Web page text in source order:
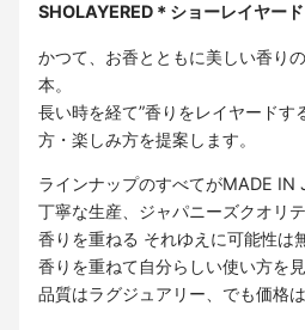
SHOLAYERED＊ショーレイヤード
かつて、お香とともに美しい香り
本。
長い時を経て”香りをレイヤードす
方・楽しみ方を提案します。
ラインナップのすべてがMADE IN
丁寧な生産、ジャパニーズクオリ
香りを重ねる それゆえに可能性は
香りを重ねて自分らしい使い方を
品質はラグジュアリー、でも価格は